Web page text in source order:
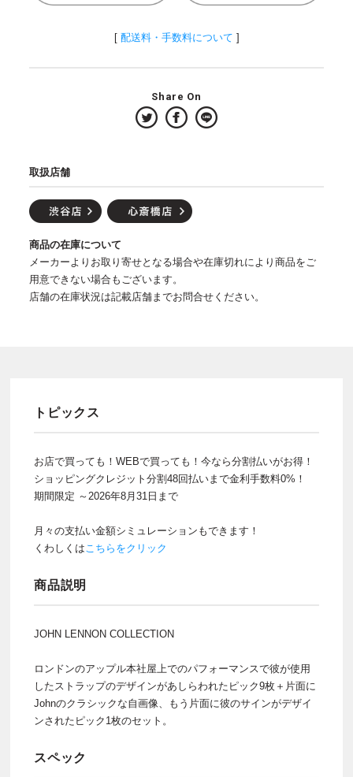
[ 配送料・手数料について ]
Share On
取扱店舗
商品の在庫について
メーカーよりお取り寄せとなる場合や在庫切れにより商品をご
用意できない場合もございます。
店舗の在庫状況は記載店舗までお問合せください。
トピックス
お店で買っても！WEBで買っても！今なら分割払いがお得！
ショッピングクレジット分割48回払いまで金利手数料0%！
期間限定 ～2026年8月31日まで
月々の支払い金額シミュレーションもできます！
くわしくはこちらをクリック
商品説明
JOHN LENNON COLLECTION
ロンドンのアップル本社屋上でのパフォーマンスで彼が使用
したストラップのデザインがあしらわれたピック9枚＋片面に
Johnのクラシックな自画像、もう片面に彼のサインがデザイ
ンされたピック1枚のセット。
スペック